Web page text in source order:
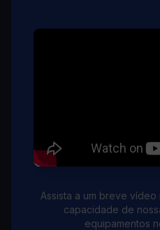
Assista a um breve
capacidade de
equipamentos